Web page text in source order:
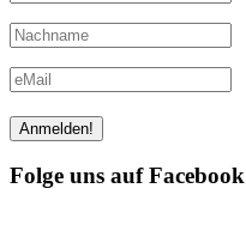
Folge uns auf Facebook